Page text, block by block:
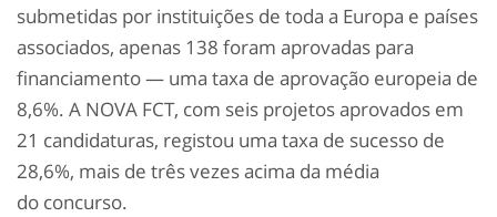
submetidas por instituições de toda a Europa e países
associados, apenas 138 foram aprovadas para
financiamento — uma taxa de aprovação europeia de
8,6%. A NOVA FCT, com seis projetos aprovados em
21 candidaturas, registou uma taxa de sucesso de
28,6%, mais de três vezes acima da média
do concurso.